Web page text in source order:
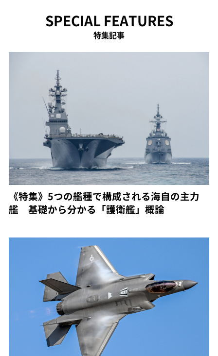
SPECIAL FEATURES
特集記事
《特集》5つの艦種で構成される海自の主力
艦 基礎から分かる「護衛艦」概論